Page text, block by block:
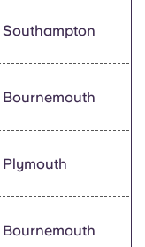
Southampton
Bournemouth
Plymouth
Bournemouth